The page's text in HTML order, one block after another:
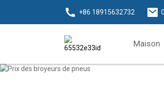
+86 18915632732
Maison